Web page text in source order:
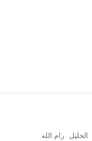
الخليل
رام الله